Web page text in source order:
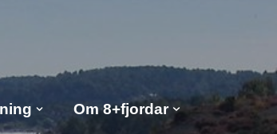
Om 8+fjordar